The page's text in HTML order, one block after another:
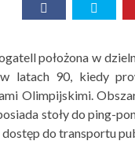
położona w
latach 90, kiedy
Olimpijskimi.
stoły do ping-
dostęp do transportu